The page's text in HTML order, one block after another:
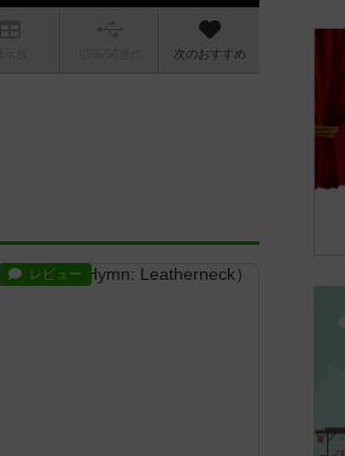
次のおすすめ
レビュー